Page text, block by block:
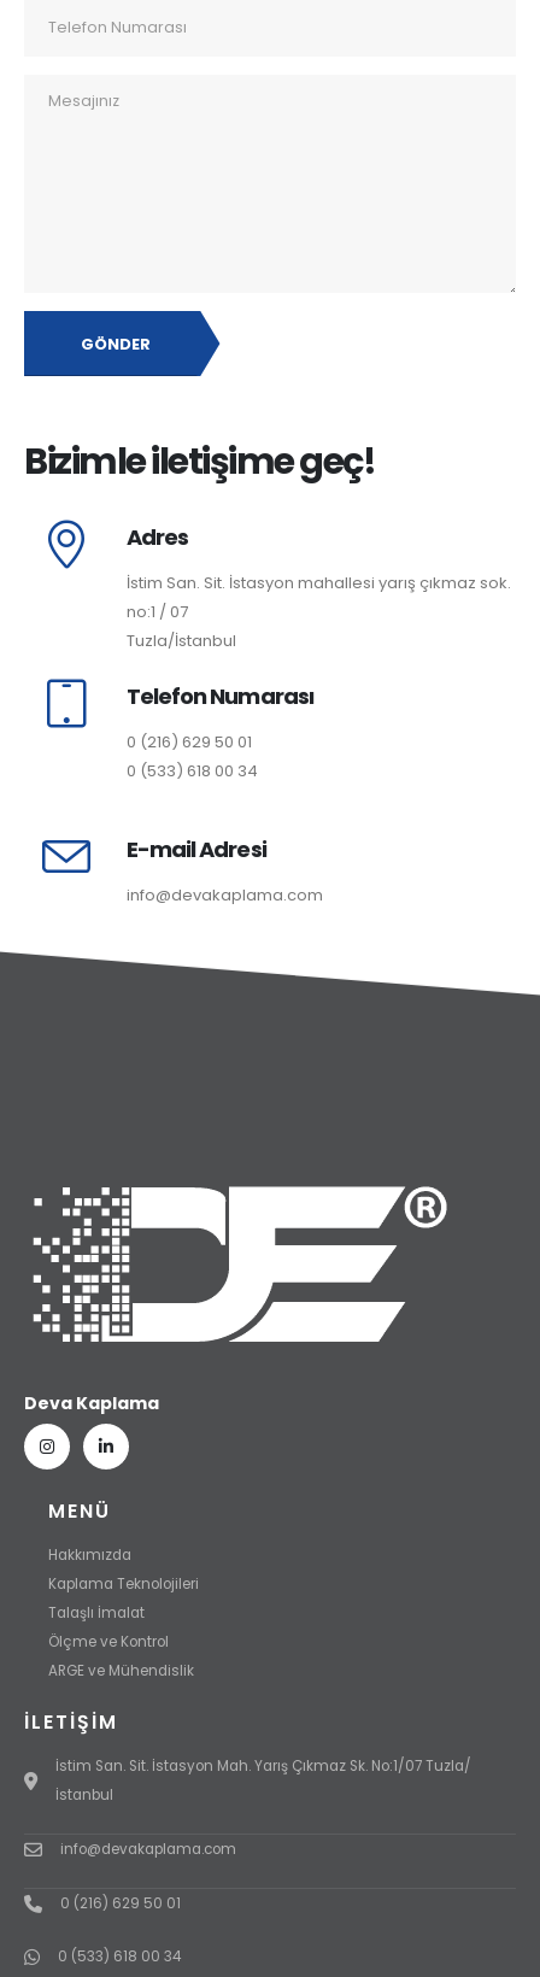
GÖNDER
Bizimle iletişime geç!
Adres
İstim San. Sit. İstasyon mahallesi yarış çıkmaz sok.
no:1 / 07
Tuzla/İstanbul
Telefon Numarası
0 (216) 629 50 01
0 (533) 618 00 34
E-mail Adresi
info@devakaplama.com
Deva Kaplama
MENÜ
Hakkımızda
Kaplama Teknolojileri
Talaşlı İmalat
Ölçme ve Kontrol
ARGE ve Mühendislik
İLETIŞIM
İstim San. Sit. İstasyon Mah. Yarış Çıkmaz Sk. No:1/07 Tuzla/
İstanbul
info@devakaplama.com
0 (216) 629 50 01
0 (533) 618 00 34